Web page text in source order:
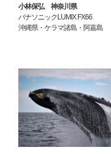
小林保弘 神奈川県
パナソニックLUMIX FX66
沖縄県・ケラマ諸島・阿嘉島